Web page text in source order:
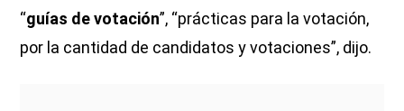
“guías de votación”, “prácticas para la votación,
por la cantidad de candidatos y votaciones”, dijo.